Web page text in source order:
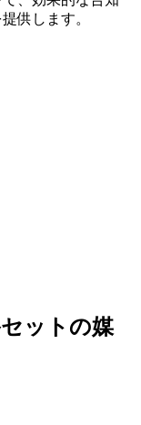
供します。
ットの媒